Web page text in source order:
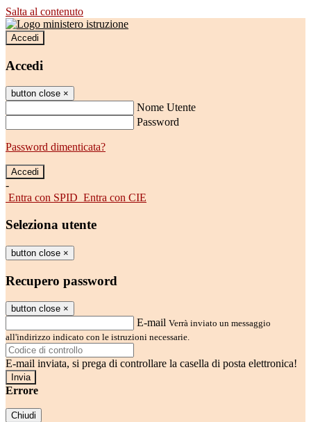
Salta al contenuto
Accedi
Accedi
button close ×
Nome Utente
Password
Password dimenticata?
-
Entra con SPID Entra con CIE
Seleziona utente
button close ×
Recupero password
button close ×
E-mail Verrà inviato un messaggio
all'indirizzo indicato con le istruzioni necessarie.
E-mail inviata, si prega di controllare la casella di posta elettronica!
Errore
Chiudi